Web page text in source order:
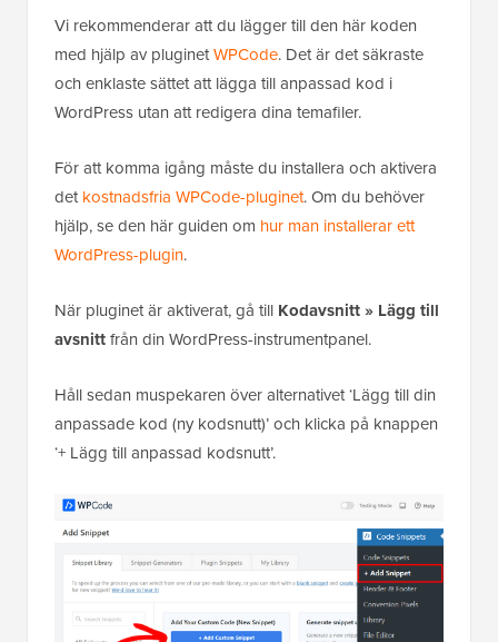
Vi rekommenderar att du lägger till den här koden
med hjälp av pluginetWPCode. Det är det säkraste
och enklaste sättet att lägga till anpassad kod i
WordPress utan att redigera dina temafiler.
För att komma igång måste du installera och aktivera
detkostnadsfria WPCode-pluginet. Om du behöver
hjälp, se den här guiden om hur man installerar ett
WordPress-plugin.
När pluginet är aktiverat, gå till Kodavsnitt » Lägg till
avsnittfrån din WordPress-instrumentpanel.
Håll sedan muspekaren över alternativet ‘Lägg till din
anpassade kod (ny kodsnutt)’ och klicka på knappen
‘+ Lägg till anpassad kodsnutt’.